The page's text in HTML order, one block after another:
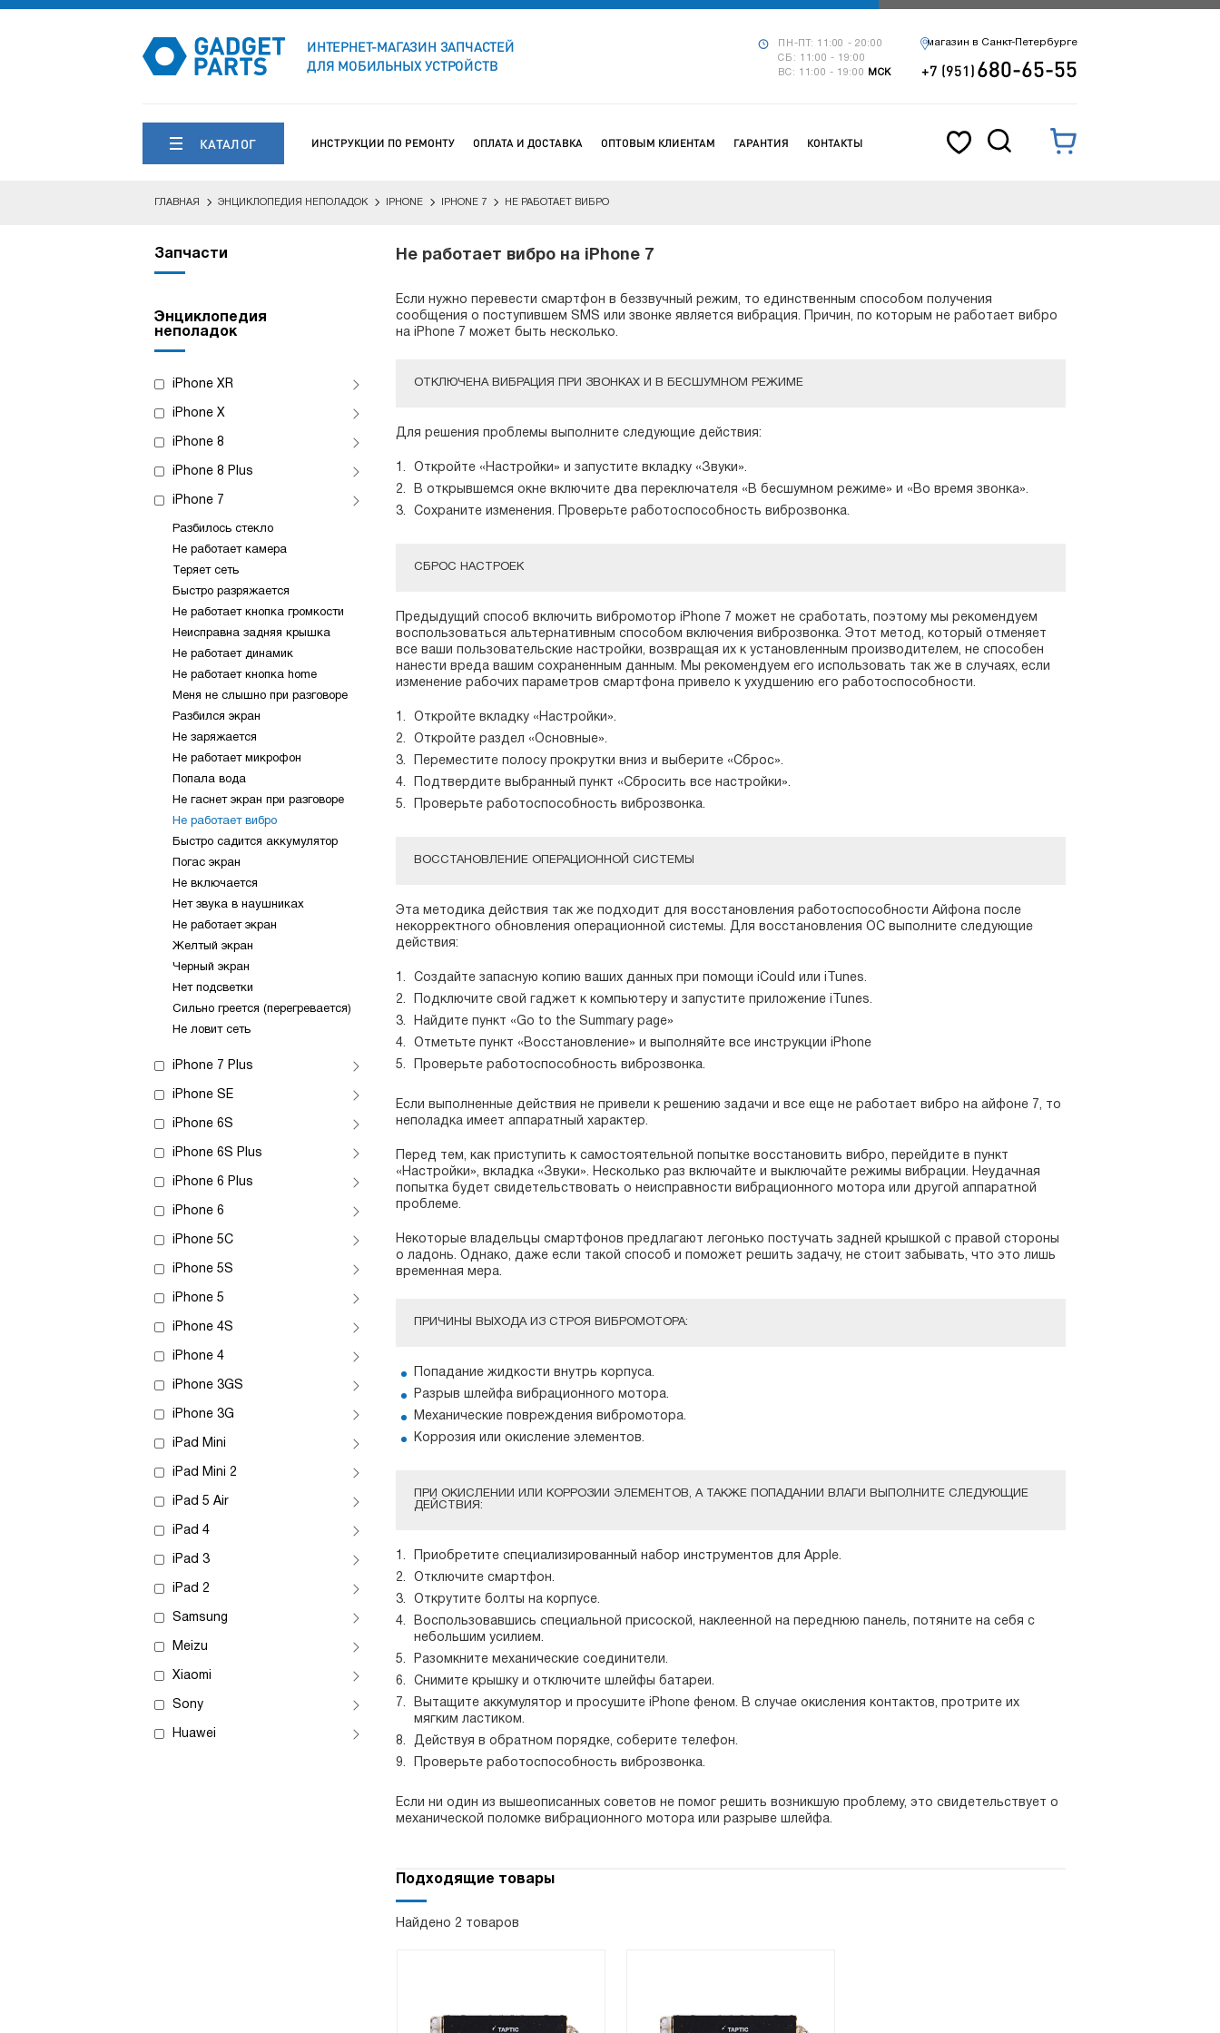
ИНТЕРНЕТ-МАГАЗИН ЗАПЧАСТЕЙ
ДЛЯ МОБИЛЬНЫХ УСТРОЙСТВ
ПН-ПТ: 11:00 - 20:00
СБ: 11:00 - 19:00
ВС: 11:00 - 19:00
МСК
магазин в Санкт-Петербурге
+7 (951)680-65-55
КАТАЛОГ ИНСТРУКЦИИ ПО РЕМОНТУ ОПЛАТА И ДОСТАВКА ОПТОВЫМ КЛИЕНТАМ ГАРАНТИЯ КОНТАКТЫ
ГЛАВНАЯ ЭНЦИКЛОПЕДИЯ НЕПОЛАДОК IPHONE IPHONE 7 НЕ РАБОТАЕТ ВИБРО
Запчасти
Энциклопедия
неполадок
iPhone XR
iPhone X
iPhone 8
iPhone 8 Plus
iPhone 7
Разбилось стекло
Не работает камера
Теряет сеть
Быстро разряжается
Не работает кнопка громкости
Неисправна задняя крышка
Не работает динамик
Не работает кнопка home
Меня не слышно при разговоре
Разбился экран
Не заряжается
Не работает микрофон
Попала вода
Не гаснет экран при разговоре
Не работает вибро
Быстро садится аккумулятор
Погас экран
Не включается
Нет звука в наушниках
Не работает экран
Желтый экран
Черный экран
Нет подсветки
Сильно греется (перегревается)
Не ловит сеть
iPhone 7 Plus
iPhone SE
iPhone 6S
iPhone 6S Plus
iPhone 6 Plus
iPhone 6
iPhone 5C
iPhone 5S
iPhone 5
iPhone 4S
iPhone 4
iPhone 3GS
iPhone 3G
iPad Mini
iPad Mini 2
iPad 5 Air
iPad 4
iPad 3
iPad 2
Samsung
Meizu
Xiaomi
Sony
Huawei
Не работает вибро на iPhone 7
Если нужно перевести смартфон в беззвучный режим, то единственным способом получения
сообщения о поступившем SMS или звонке является вибрация. Причин, по которым не работает вибро
на iPhone 7 может быть несколько.
ОТКЛЮЧЕНА ВИБРАЦИЯ ПРИ ЗВОНКАХ И В БЕСШУМНОМ РЕЖИМЕ
Для решения проблемы выполните следующие действия:
Откройте «Настройки» и запустите вкладку «Звуки».
В открывшемся окне включите два переключателя «В бесшумном режиме» и «Во время звонка».
Сохраните изменения. Проверьте работоспособность виброзвонка.
СБРОС НАСТРОЕК
Предыдущий способ включить вибромотор iPhone 7 может не сработать, поэтому мы рекомендуем
воспользоваться альтернативным способом включения виброзвонка. Этот метод, который отменяет
все ваши пользовательские настройки, возвращая их к установленным производителем, не способен
нанести вреда вашим сохраненным данным. Мы рекомендуем его использовать так же в случаях, если
изменение рабочих параметров смартфона привело к ухудшению его работоспособности.
Откройте вкладку «Настройки».
Откройте раздел «Основные».
Переместите полосу прокрутки вниз и выберите «Сброс».
Подтвердите выбранный пункт «Сбросить все настройки».
Проверьте работоспособность виброзвонка.
ВОССТАНОВЛЕНИЕ ОПЕРАЦИОННОЙ СИСТЕМЫ
Эта методика действия так же подходит для восстановления работоспособности Айфона после
некорректного обновления операционной системы. Для восстановления ОС выполните следующие
действия:
Создайте запасную копию ваших данных при помощи iCould или iTunes.
Подключите свой гаджет к компьютеру и запустите приложение iTunes.
Найдите пункт «Go to the Summary page»
Отметьте пункт «Восстановление» и выполняйте все инструкции iPhone
Проверьте работоспособность виброзвонка.
Если выполненные действия не привели к решению задачи и все еще не работает вибро на айфоне 7, то
неполадка имеет аппаратный характер.
Перед тем, как приступить к самостоятельной попытке восстановить вибро, перейдите в пункт
«Настройки», вкладка «Звуки». Несколько раз включайте и выключайте режимы вибрации. Неудачная
попытка будет свидетельствовать о неисправности вибрационного мотора или другой аппаратной
проблеме.
Некоторые владельцы смартфонов предлагают легонько постучать задней крышкой с правой стороны
о ладонь. Однако, даже если такой способ и поможет решить задачу, не стоит забывать, что это лишь
временная мера.
ПРИЧИНЫ ВЫХОДА ИЗ СТРОЯ ВИБРОМОТОРА:
Попадание жидкости внутрь корпуса.
Разрыв шлейфа вибрационного мотора.
Механические повреждения вибромотора.
Коррозия или окисление элементов.
ПРИ ОКИСЛЕНИИ ИЛИ КОРРОЗИИ ЭЛЕМЕНТОВ, А ТАКЖЕ ПОПАДАНИИ ВЛАГИ ВЫПОЛНИТЕ СЛЕДУЮЩИЕ
ДЕЙСТВИЯ:
Приобретите специализированный набор инструментов для Apple.
Отключите смартфон.
Открутите болты на корпусе.
Воспользовавшись специальной присоской, наклеенной на переднюю панель, потяните на себя с
небольшим усилием.
Разомкните механические соединители.
Снимите крышку и отключите шлейфы батареи.
Вытащите аккумулятор и просушите iPhone феном. В случае окисления контактов, протрите их
мягким ластиком.
Действуя в обратном порядке, соберите телефон.
Проверьте работоспособность виброзвонка.
Если ни один из вышеописанных советов не помог решить возникшую проблему, это свидетельствует о
механической поломке вибрационного мотора или разрыве шлейфа.
Подходящие товары
Найдено 2 товаров